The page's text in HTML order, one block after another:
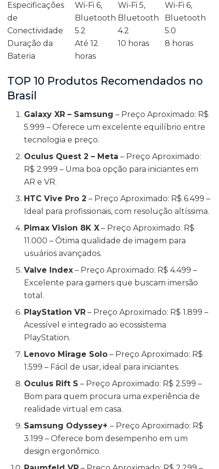
Especificações
de
Conectividade
Wi-Fi 6,
Bluetooth
5.2
Wi-Fi 5,
Bluetooth
4.2
Wi-Fi 6,
Bluetooth
5.0
Duração da
Bateria
Até 12
horas
10 horas 8 horas
TOP 10 Produtos Recomendados no
Brasil
Galaxy XR – Samsung – Preço Aproximado: R$
5.999 – Oferece um excelente equilíbrio entre
tecnologia e preço.
Oculus Quest 2 – Meta – Preço Aproximado:
R$ 2.999 – Uma boa opção para iniciantes em
AR e VR.
HTC Vive Pro 2 – Preço Aproximado: R$ 6.499 –
Ideal para profissionais, com resolução altíssima.
Pimax Vision 8K X – Preço Aproximado: R$
11.000 – Ótima qualidade de imagem para
usuários avançados.
Valve Index – Preço Aproximado: R$ 4.499 –
Excelente para gamers que buscam imersão
total.
PlayStation VR – Preço Aproximado: R$ 1.899 –
Acessível e integrado ao ecossistema
PlayStation.
Lenovo Mirage Solo – Preço Aproximado: R$
1.599 – Fácil de usar, ideal para iniciantes.
Oculus Rift S – Preço Aproximado: R$ 2.599 –
Bom para quem procura uma experiência de
realidade virtual em casa.
Samsung Odyssey+– Preço Aproximado: R$
3.199 – Oferece bom desempenho em um
design ergonômico.